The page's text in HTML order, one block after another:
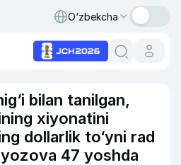
O‘zbekcha
bilan tanilgan,
xiyonatini
dollarlik to‘yni rad
47 yoshda